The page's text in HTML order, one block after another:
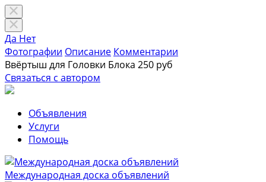
Да Нет
Фотографии Описание Комментарии
Ввёртыш для Головки Блока 250 руб
Связаться с автором
Объявления
Услуги
Помощь
Международная доска объявлений